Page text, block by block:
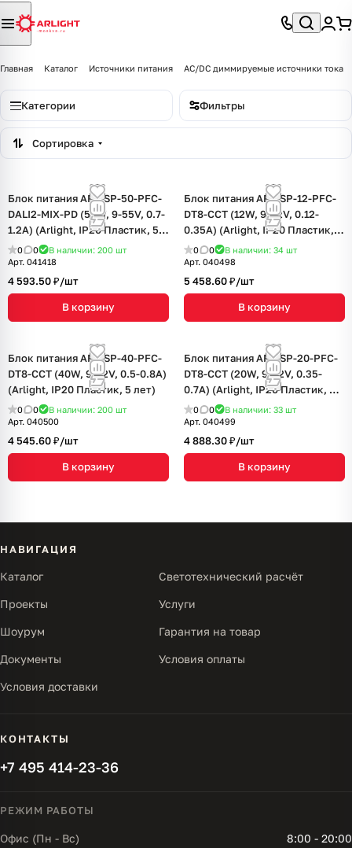
Главная Каталог Источники питания AC/DC диммируемые источники тока
Категории Фильтры
Сортировка
Блок питания ARJ-SP-50-PFC-
DALI2-MIX-PD (50W, 9-55V, 0.7-
1.2А) (Arlight, IP20 Пластик, 5
лет)
0 0 В наличии: 200 шт
Арт. 041418
4 593.50 ₽/шт
В корзину
Блок питания ARJ-SP-12-PFC-
DT8-CCT (12W, 9-42V, 0.12-
0.35A) (Arlight, IP20 Пластик, 5
лет)
0 0 В наличии: 34 шт
Арт. 040498
5 458.60 ₽/шт
В корзину
Блок питания ARJ-SP-40-PFC-
DT8-CCT (40W, 9-42V, 0.5-0.8A)
(Arlight, IP20 Пластик, 5 лет)
0 0 В наличии: 200 шт
Арт. 040500
4 545.60 ₽/шт
В корзину
Блок питания ARJ-SP-20-PFC-
DT8-CCT (20W, 9-42V, 0.35-
0.7A) (Arlight, IP20 Пластик, 5
лет)
0 0 В наличии: 33 шт
Арт. 040499
4 888.30 ₽/шт
В корзину
НАВИГАЦИЯ
Каталог Светотехнический расчёт
Проекты Услуги
Шоурум Гарантия на товар
Документы Условия оплаты
Условия доставки
КОНТАКТЫ
+7 495 414-23-36
РЕЖИМ РАБОТЫ
Офис (Пн - Вс) 8:00 - 20:00